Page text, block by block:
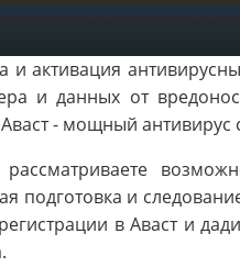
и активация
и данных от
Аваст - мощный
подготовка и
в Аваст и